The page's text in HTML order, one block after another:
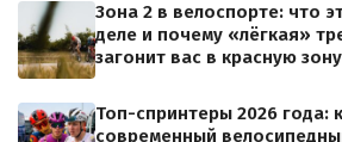
Зона 2 в велоспорте: что
деле и почему «лёгкая»
загонит вас в красную зону
Топ-спринтеры 2026 года:
современный